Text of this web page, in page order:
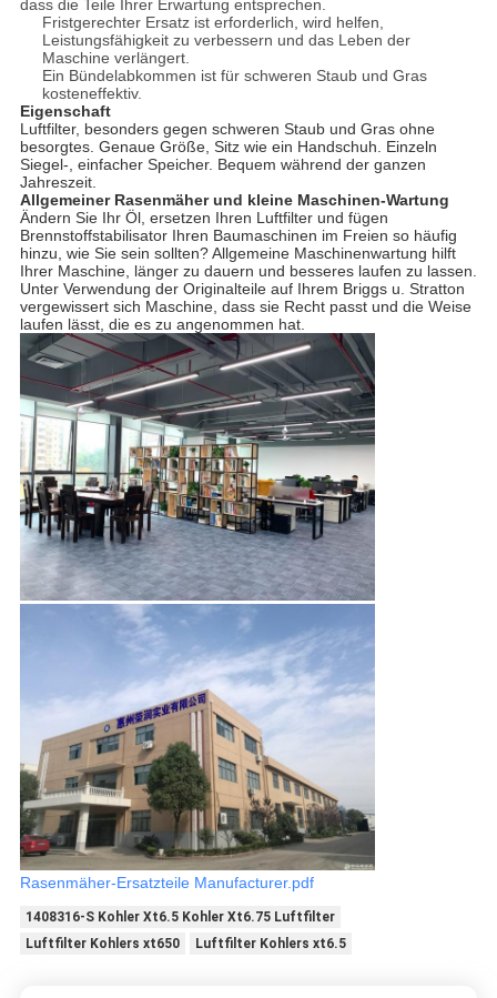
dass die Teile Ihrer Erwartung entsprechen.
Fristgerechter Ersatz ist erforderlich, wird helfen,
Leistungsfähigkeit zu verbessern und das Leben der
Maschine verlängert.
Ein Bündelabkommen ist für schweren Staub und Gras
kosteneffektiv.
Eigenschaft
Luftfilter, besonders gegen schweren Staub und Gras ohne
besorgtes. Genaue Größe, Sitz wie ein Handschuh. Einzeln
Siegel-, einfacher Speicher. Bequem während der ganzen
Jahreszeit.
Allgemeiner Rasenmäher und kleine Maschinen-Wartung
Ändern Sie Ihr Öl, ersetzen Ihren Luftfilter und fügen
Brennstoffstabilisator Ihren Baumaschinen im Freien so häufig
hinzu, wie Sie sein sollten? Allgemeine Maschinenwartung hilft
Ihrer Maschine, länger zu dauern und besseres laufen zu lassen.
Unter Verwendung der Originalteile auf Ihrem Briggs u. Stratton
vergewissert sich Maschine, dass sie Recht passt und die Weise
laufen lässt, die es zu angenommen hat.
Rasenmäher-Ersatzteile Manufacturer.pdf
1408316-S Kohler Xt6.5 Kohler Xt6.75 Luftfilter
Luftfilter Kohlers xt650
Luftfilter Kohlers xt6.5